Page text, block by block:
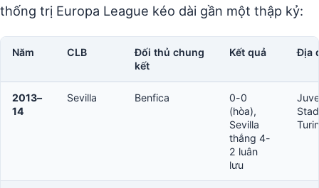
thống trị Europa League kéo dài gần một thập kỷ:
Năm CLB
Đối thủ chung
kết
Kết quả Địa
2013–
14
Sevilla Benfica
0-0
(hòa),
Sevilla
thắng 4-
2 luân
lưu
Turin